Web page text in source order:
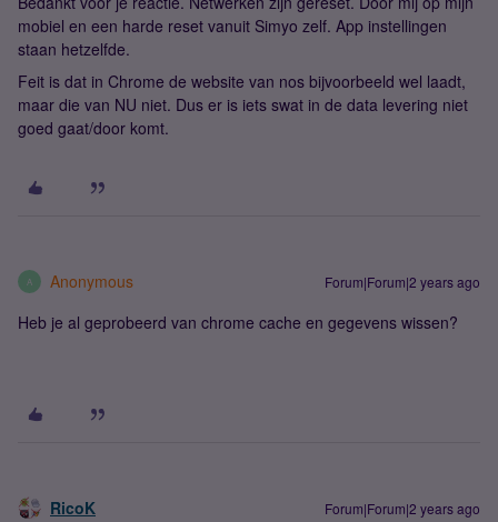
mobiel en een harde reset vanuit Simyo zelf. App instellingen
staan hetzelfde.
Feit is dat in Chrome de website van nos bijvoorbeeld wel laadt,
maar die van NU niet. Dus er is iets swat in de data levering niet
goed gaat/door komt.
A Anonymous Forum|Forum|2 years ago
Heb je al geprobeerd van chrome cache en gegevens wissen?
RicoK Forum|Forum|2 years ago